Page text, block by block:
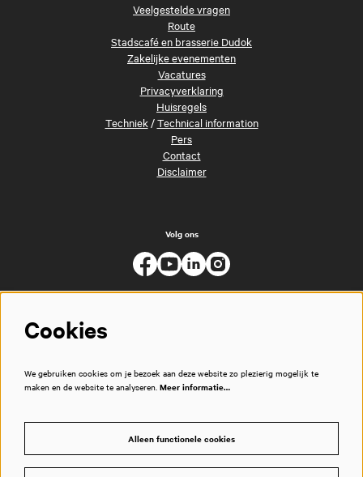
Veelgestelde vragen
Route
Stadscafé en brasserie Dudok
Zakelijke evenementen
Vacatures
Privacyverklaring
Huisregels
Techniek/Technical information
Pers
Contact
Disclaimer
Volg ons
Cookies
We gebruiken cookies om je bezoek aan deze website zo plezierig mogelijk te
maken en de website te analyseren. Meer informatie…
Alleen functionele cookies